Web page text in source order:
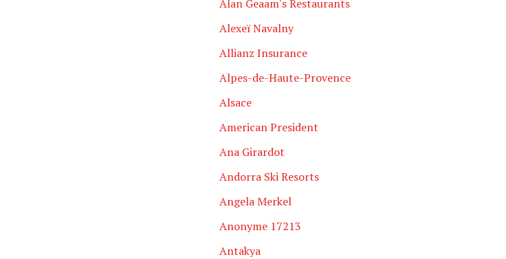
Alan Geaam's Restaurants
Alexeï Navalny
Allianz Insurance
Alpes-de-Haute-Provence
Alsace
American President
Ana Girardot
Andorra Ski Resorts
Angela Merkel
Anonyme 17213
Antakya